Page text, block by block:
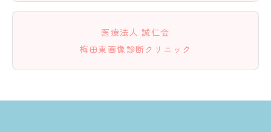
医療法人 誠仁会
梅田東画像診断クリニック